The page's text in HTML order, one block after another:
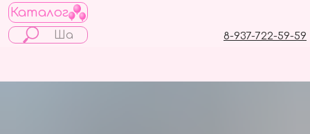
Каталог
8-937-722-59-59